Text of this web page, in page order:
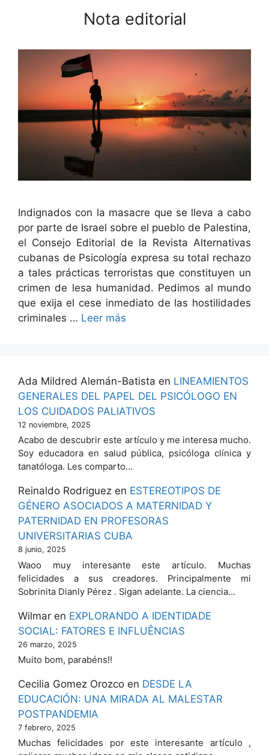
Nota editorial
Indig­na­dos con la masacre que se lle­va a cabo
por parte de Israel sobre el pueblo de Palesti­na,
el Con­se­jo Edi­to­r­i­al de la Revista Alter­na­ti­vas
cubanas de Psi­cología expre­sa su total rec­ha­zo
a tales prác­ti­cas ter­ror­is­tas que con­sti­tuyen un
crimen de lesa humanidad. Ped­i­mos al mun­do
que exi­ja el cese inmedi­a­to de las hos­til­i­dades
crim­i­nales … Leer más
Ada Mildred Alemán-Batista en LINEAMIENTOS
GENERALES DEL PAPEL DEL PSICÓLOGO EN
LOS CUIDADOS PALIATIVOS
12 noviembre, 2025
Acabo de descubrir este artículo y me interesa mucho.
Soy educadora en salud pública, psicóloga clínica y
tanatóloga. Les comparto…
Reinaldo Rodriguez en ESTEREOTIPOS DE
GÉNERO ASOCIADOS A MATERNIDAD Y
PATERNIDAD EN PROFESORAS
UNIVERSITARIAS CUBA
8 junio, 2025
Waoo muy interesante este artículo. Muchas
felicidades a sus creadores. Principalmente mi
Sobrinita Dianly Pérez . Sigan adelante. La ciencia…
Wilmar en EXPLORANDO A IDENTIDADE
SOCIAL: FATORES E INFLUÊNCIAS
26 marzo, 2025
Muito bom, parabéns!!
Cecilia Gomez Orozco en DESDE LA
EDUCACIÓN: UNA MIRADA AL MALESTAR
POSTPANDEMIA
7 febrero, 2025
Muchas felicidades por este interesante artículo ,